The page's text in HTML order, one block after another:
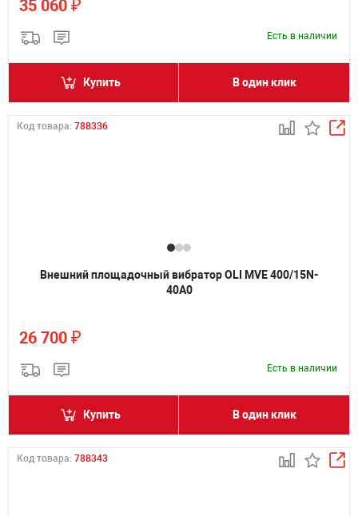
35 060 ₽
Есть в наличии
Купить В один клик
Код товара: 788336
Внешний площадочный вибратор OLI MVE 400/15N-
40A0
26 700 ₽
Есть в наличии
Купить В один клик
Код товара: 788343